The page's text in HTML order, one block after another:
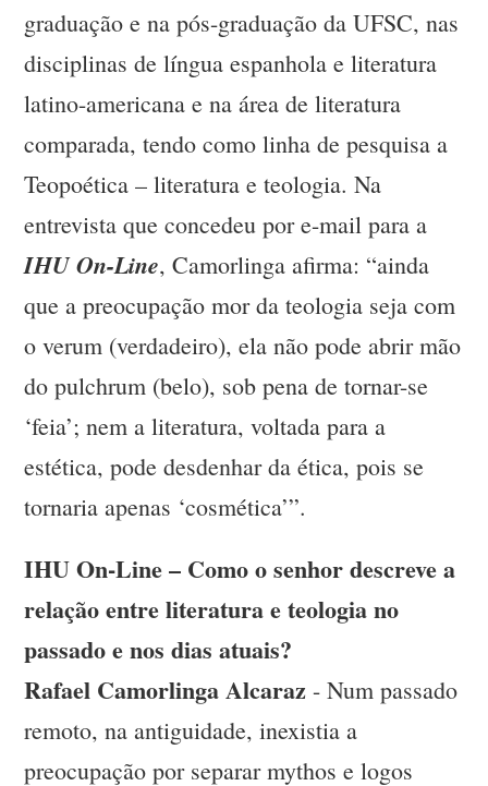
graduação e na pós-graduação da UFSC, nas
disciplinas de língua espanhola e literatura
latino-americana e na área de literatura
comparada, tendo como linha de pesquisa a
Teopoética – literatura e teologia. Na
entrevista que concedeu por e-mail para a
IHU On-Line, Camorlinga afirma: “ainda
que a preocupação mor da teologia seja com
o verum (verdadeiro), ela não pode abrir mão
do pulchrum (belo), sob pena de tornar-se
‘feia’; nem a literatura, voltada para a
estética, pode desdenhar da ética, pois se
tornaria apenas ‘cosmética’”.
IHU On-Line – Como o senhor descreve a
relação entre literatura e teologia no
passado e nos dias atuais?
Rafael Camorlinga Alcaraz - Num passado
remoto, na antiguidade, inexistia a
preocupação por separar mythos e logos